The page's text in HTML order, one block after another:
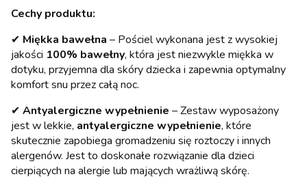
Cechy produktu:
✔ Miękka bawełna – Pościel wykonana jest z wysokiej
jakości 100% bawełny, która jest niezwykle miękka w
dotyku, przyjemna dla skóry dziecka i zapewnia optymalny
komfort snu przez całą noc.
✔ Antyalergiczne wypełnienie – Zestaw wyposażony
jest w lekkie, antyalergiczne wypełnienie, które
skutecznie zapobiega gromadzeniu się roztoczy i innych
alergenów. Jest to doskonałe rozwiązanie dla dzieci
cierpiących na alergie lub mających wrażliwą skórę.